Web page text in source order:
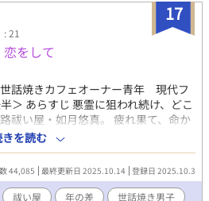
17
21
をして
話焼きカフェオーナー青年 現代フ
＞ あらすじ 悪霊に狙われ続け、どこ
祓い屋・如月悠真。 疲れ果て、命か
地裏にある一軒のカフェ。 そこに
つ年下の家主・藤原陽向がいた。
るなんて許せない！」 出会って早々
提案でもなく、強制同居の宣告。 以
叩き起こされ、食事を管理され、風
を読む
44,085 最終更新日 2025.10.14 登録日 2025.10.3
祓い屋 年の差
世話焼き男子